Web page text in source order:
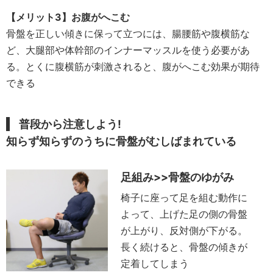
【メリット3】お腹がへこむ
骨盤を正しい傾きに保って立つには、腸腰筋や腹横筋な
ど、大腿部や体幹部のインナーマッスルを使う必要があ
る。とくに腹横筋が刺激されると、腹がへこむ効果が期待
できる
普段から注意しよう!
知らず知らずのうちに骨盤がむしばまれている
足組み>>骨盤のゆがみ
椅子に座って足を組む動作に
よって、上げた足の側の骨盤
が上がり、反対側が下がる。
長く続けると、骨盤の傾きが
定着してしまう